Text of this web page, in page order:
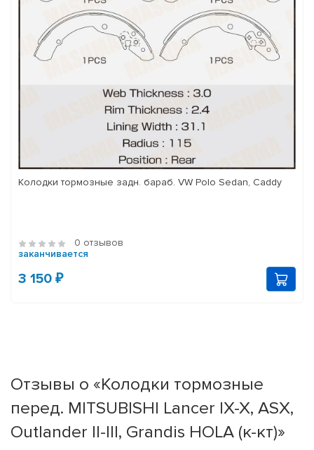
Колодки тормозные задн. бараб. VW Polo Sedan, Caddy
0 отзывов
заканчивается
3 150 ₽
Отзывы о «Колодки тормозные
перед. MITSUBISHI Lancer IX-X, ASX,
Outlander II-III, Grandis HOLA (к-кт)»